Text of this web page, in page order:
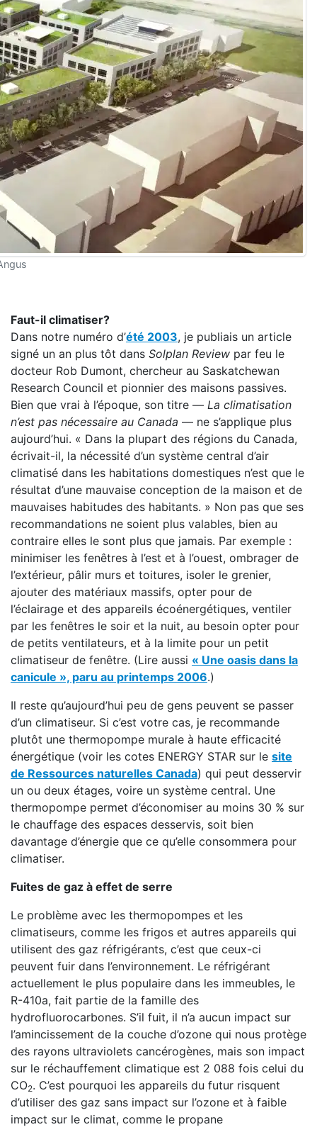
Faut-il climatiser?
Dans notre numéro d’été 2003, je publiais un article
signé un an plus tôt dans Solplan Review par feu le
docteur Rob Dumont, chercheur au Saskatchewan
Research Council et pionnier des maisons passives.
Bien que vrai à l’époque, son titre — La climatisation
n’est pas nécessaire au Canada — ne s’applique plus
aujourd’hui. « Dans la plupart des régions du Canada,
écrivait-il, la nécessité d’un système central d’air
climatisé dans les habitations domestiques n’est que le
résultat d’une mauvaise conception de la maison et de
mauvaises habitudes des habitants. » Non pas que ses
recommandations ne soient plus valables, bien au
contraire elles le sont plus que jamais. Par exemple :
minimiser les fenêtres à l’est et à l’ouest, ombrager de
l’extérieur, pâlir murs et toitures, isoler le grenier,
ajouter des matériaux massifs, opter pour de
l’éclairage et des appareils écoénergétiques, ventiler
par les fenêtres le soir et la nuit, au besoin opter pour
de petits ventilateurs, et à la limite pour un petit
climatiseur de fenêtre. (Lire aussi « Une oasis dans la
canicule », paru au printemps 2006.)
Il reste qu’aujourd’hui peu de gens peuvent se passer
d’un climatiseur. Si c’est votre cas, je recommande
plutôt une thermopompe murale à haute efficacité
énergétique (voir les cotes ENERGY STAR sur le site
de Ressources naturelles Canada) qui peut desservir
un ou deux étages, voire un système central. Une
thermopompe permet d’économiser au moins 30 % sur
le chauffage des espaces desservis, soit bien
davantage d’énergie que ce qu’elle consommera pour
climatiser.
Fuites de gaz à effet de serre
Le problème avec les thermopompes et les
climatiseurs, comme les frigos et autres appareils qui
utilisent des gaz réfrigérants, c’est que ceux-ci
peuvent fuir dans l’environnement. Le réfrigérant
actuellement le plus populaire dans les immeubles, le
R-410a, fait partie de la famille des
hydrofluorocarbones. S’il fuit, il n’a aucun impact sur
l’amincissement de la couche d’ozone qui nous protège
des rayons ultraviolets cancérogènes, mais son impact
sur le réchauffement climatique est 2 088 fois celui du
CO2. C’est pourquoi les appareils du futur risquent
d’utiliser des gaz sans impact sur l’ozone et à faible
impact sur le climat, comme le propane